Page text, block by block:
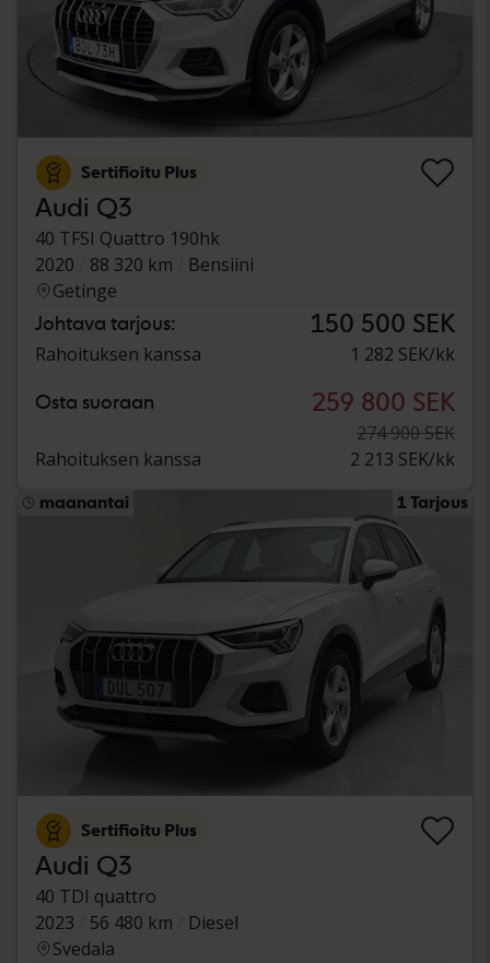
Sertifioitu Plus
Audi Q3
40 TFSI Quattro 190hk
2020
88 320 km
Bensiini
Getinge
Johtava tarjous: 150 500 SEK
Rahoituksen kanssa 1 282 SEK/kk
Osta suoraan 259 800 SEK
274 900 SEK
Rahoituksen kanssa
2 213 SEK/kk
maanantai 1 Tarjous
Sertifioitu Plus
Audi Q3
40 TDI quattro
2023
56 480 km
Diesel
Svedala